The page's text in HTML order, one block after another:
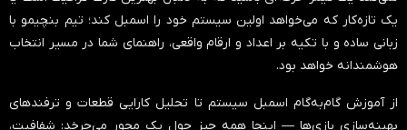
یک تازه‌کار که می‌خواهد اولین سیستم خود را اسمبل کند؛ تیم بنچیمو با
زبانی ساده و با تکیه بر اعداد و ارقام واقعی، راهنمای شما در مسیر انتخاب
هوشمندانه خواهد بود.
از آموزش گام‌به‌گام اسمبل سیستم تا تحلیل کارایی قطعات و ترفندهای
بهینه‌سازی بازی‌ها — اینجا همه چیز حول یک محور می‌چرخد: شفافیت،